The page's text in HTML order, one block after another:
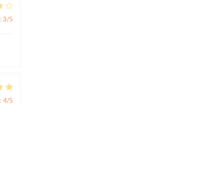
: 3/5
: 4/5